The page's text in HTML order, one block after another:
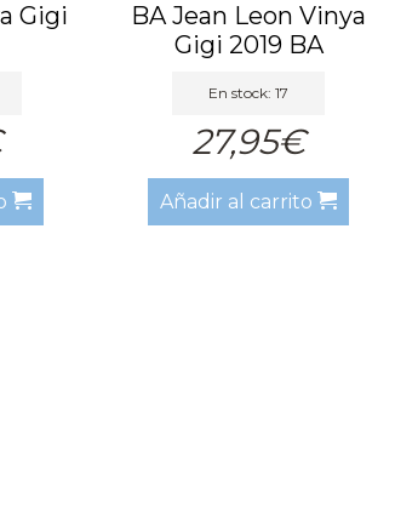
Gigi
BA Jean Leon Vinya
Gigi 2019 BA
En stock: 17
27,95€
Añadir al carrito